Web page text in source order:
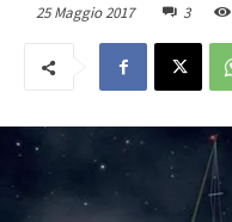
25 Maggio 2017 3